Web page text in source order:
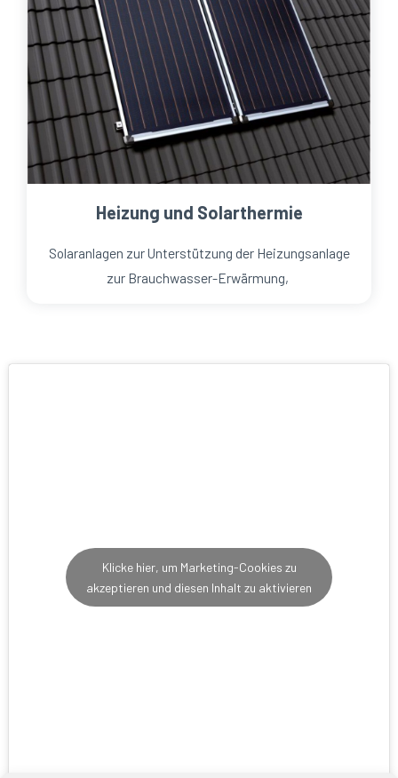
Heizung und Solarthermie
Solaranlagen zur Unterstützung der Heizungsanlage
zur Brauchwasser-Erwärmung,
Klicke hier, um Marketing-Cookies zu
akzeptieren und diesen Inhalt zu aktivieren